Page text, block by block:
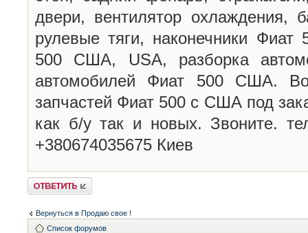
двери, вентилятор охлаждения,
рулевые тяги, наконечники
500 США, USA, разборка
автомобилей Фиат 500 США.
запчастей Фиат 500 с США под
как б/у так и новых. Звоните.
+380674035675 Киев
Ответить
Вернуться в Продаю свое !
Список форумов